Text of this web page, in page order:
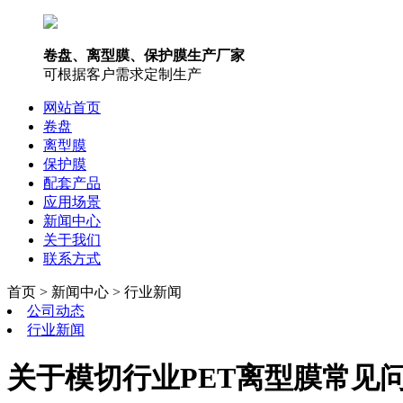
卷盘、离型膜、保护膜生产厂家
可根据客户需求定制生产
网站首页
卷盘
离型膜
保护膜
配套产品
应用场景
新闻中心
关于我们
联系方式
首页 > 新闻中心 > 行业新闻
公司动态
行业新闻
关于模切行业PET离型膜常见